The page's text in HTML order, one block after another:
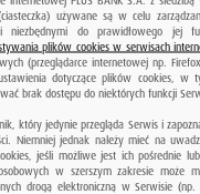
używane są w celu
niezbędnymi do prawidłowego jej
plików cookies w serwisach
(przeglądarce internetowej np.
dotyczące plików cookies, w
brak dostępu do niektórych funkcji
który jedynie przegląda Serwis i
Niemniej jednak należy mieć na
jeśli możliwe jest ich pośrednie
w szerszym zakresie może
drogą elektroniczną w Serwisie